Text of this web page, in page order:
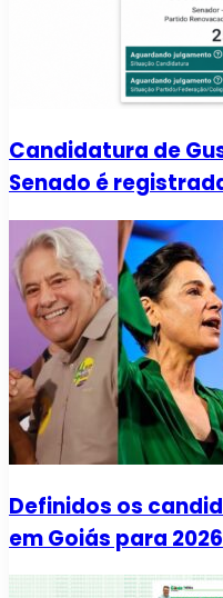
Candidatura de
Senado é
Definidos os
em Goiás para 2026